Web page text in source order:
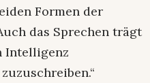
Formen der
das Sprechen trägt
Intelligenz